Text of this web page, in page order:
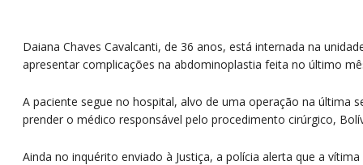
Daiana Chaves Cavalcanti, de 36 anos, está internada na
apresentar complicações na abdominoplastia feita no último
A paciente segue no hospital, alvo de uma operação na última
prender o médico responsável pelo procedimento cirúrgico,
Ainda no inquérito enviado à Justiça, a polícia alerta que a